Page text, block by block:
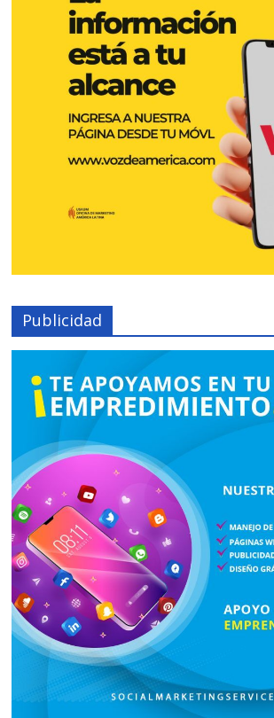
Publicidad